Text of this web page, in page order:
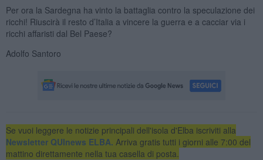
Per ora la Sardegna ha vinto la battaglia contro la speculazione dei
ricchi! Riuscirà il resto d’Italia a vincere la guerra e a cacciar via i
ricchi affaristi dal Bel Paese?
Adolfo Santoro
Se vuoi leggere le notizie principali dell'isola d'Elba iscriviti alla
Newsletter QUInews ELBA. Arriva gratis tutti i giorni alle 7:00 del
mattino direttamente nella tua casella di posta.